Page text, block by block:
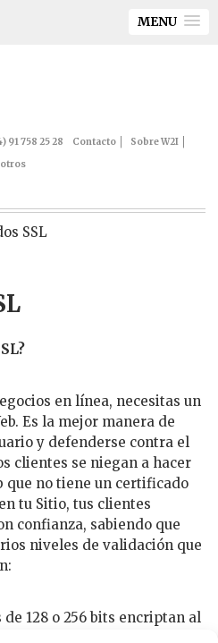
MENU
91 758 25 28 Contacto
Sobre W2I
SSL
en línea, necesitas un
Es la mejor manera de
y defenderse contra el
clientes se niegan a hacer
que no tiene un certificado
tu Sitio, tus clientes
confianza, sabiendo que
niveles de validación que
128 o 256 bits encriptan al